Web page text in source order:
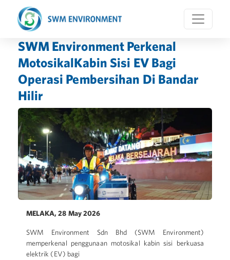
SWM Environment Perkenal
MotosikalKabin Sisi EV Bagi
Operasi Pembersihan Di Bandar
Hilir
MELAKA, 28 May 2026
SWM Environment Sdn Bhd (SWM Environment)
memperkenal penggunaan motosikal kabin sisi berkuasa
elektrik (EV) bagi